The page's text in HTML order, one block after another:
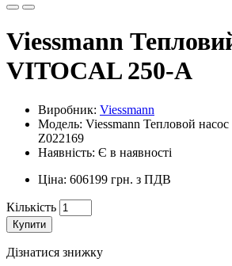
Viessmann
VITOCAL 250-A
Виробник: Viessmann
Модель: Viessmann Тепловой
Z022169
Наявність: Є в наявності
Ціна: 606199 грн. з ПДВ
Кількість
Купити
Дізнатися знижку